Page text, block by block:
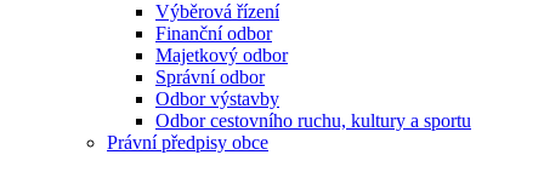
Výběrová řízení
Finanční odbor
Majetkový odbor
Správní odbor
Odbor výstavby
Odbor cestovního ruchu, kultury a sportu
Právní předpisy obce